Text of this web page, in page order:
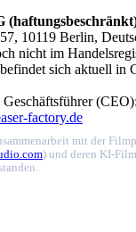
10119 Berlin,
nicht im
sich aktuell in
Geschäftsführer
factory.de
mit der
) und deren KI-